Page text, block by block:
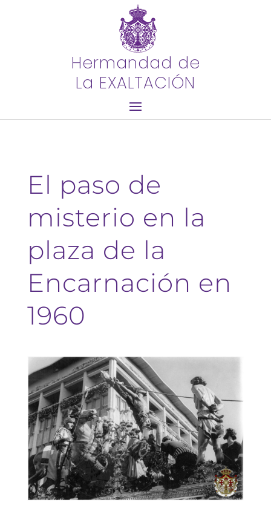
Hermandad de
La EXALTACIÓN
El paso de
misterio en la
plaza de la
Encarnación en
1960